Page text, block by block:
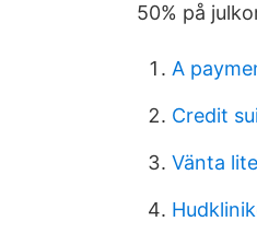
50% på
A
Credit
Vänta